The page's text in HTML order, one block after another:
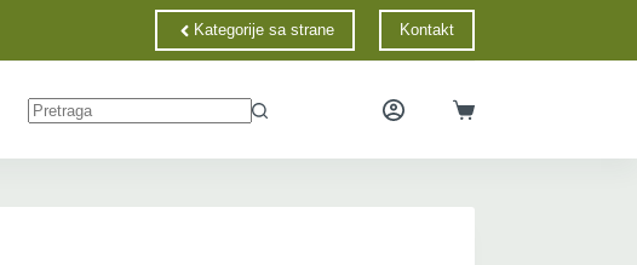
Kategorije sa strane Kontakt
Često postavljana pitanja Kontakt Mapa sajta
Informacije
results
Shopping